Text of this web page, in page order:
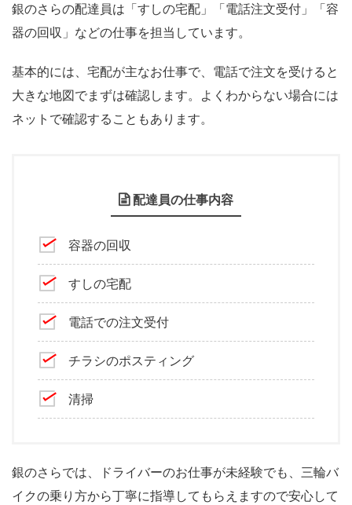
銀のさらの配達員は「すしの宅配」「電話注文受付」「容
器の回収」などの仕事を担当しています。
基本的には、宅配が主なお仕事で、電話で注文を受けると
大きな地図でまずは確認します。よくわからない場合には
ネットで確認することもあります。
配達員の仕事内容
容器の回収
すしの宅配
電話での注文受付
チラシのポスティング
清掃
銀のさらでは、ドライバーのお仕事が未経験でも、三輪バ
イクの乗り方から丁寧に指導してもらえますので安心して